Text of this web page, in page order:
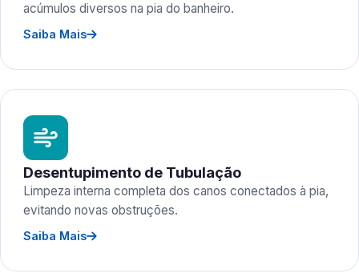
acúmulos diversos na pia do banheiro.
Saiba Mais
Desentupimento de Tubulação
Limpeza interna completa dos canos conectados à pia,
evitando novas obstruções.
Saiba Mais